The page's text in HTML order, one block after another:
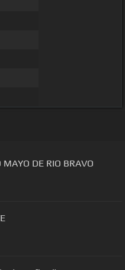
MAYO DE RIO BRAVO